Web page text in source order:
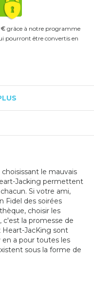
€ grâce à notre programme
pourront être convertis en
le mauvais
Jacking permettent
Si votre ami,
Fidel des soirées
choisir les
c'est la promesse de
Heart-JacKing sont
en a pour toutes les
sous la forme de